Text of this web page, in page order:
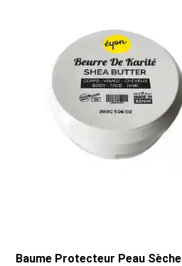
Baume Protecteur Peau Sèche